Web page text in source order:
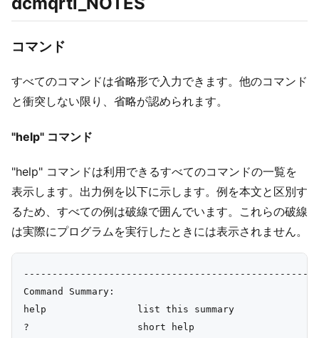
コマンド
すべてのコマンドは省略形で入力できます。他のコマンド
と衝突しない限り、省略が認められます。
"help" コマンド
"help" コマンドは利用できるすべてのコマンドの一覧を
表示します。出力例を以下に示します。例を本文と区別す
るため、すべての例は破線で囲んでいます。これらの破線
は実際にプログラムを実行したときには表示されません。
Command Summary:
help                list this summary
?                   short help